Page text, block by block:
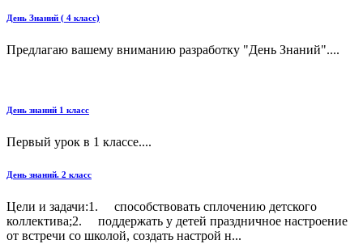
День Знаний ( 4 класс)
Предлагаю вашему вниманию разработку "День Знаний"....
День знаний 1 класс
Первый урок в 1 классе....
День знаний. 2 класс
Цели и задачи:1. способствовать сплочению детского
коллектива;2. поддержать у детей праздничное настроение
от встречи со школой, создать настрой н...